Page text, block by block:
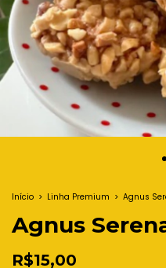
Início > Linha Premium > Agnus
Agnus
R$15,00